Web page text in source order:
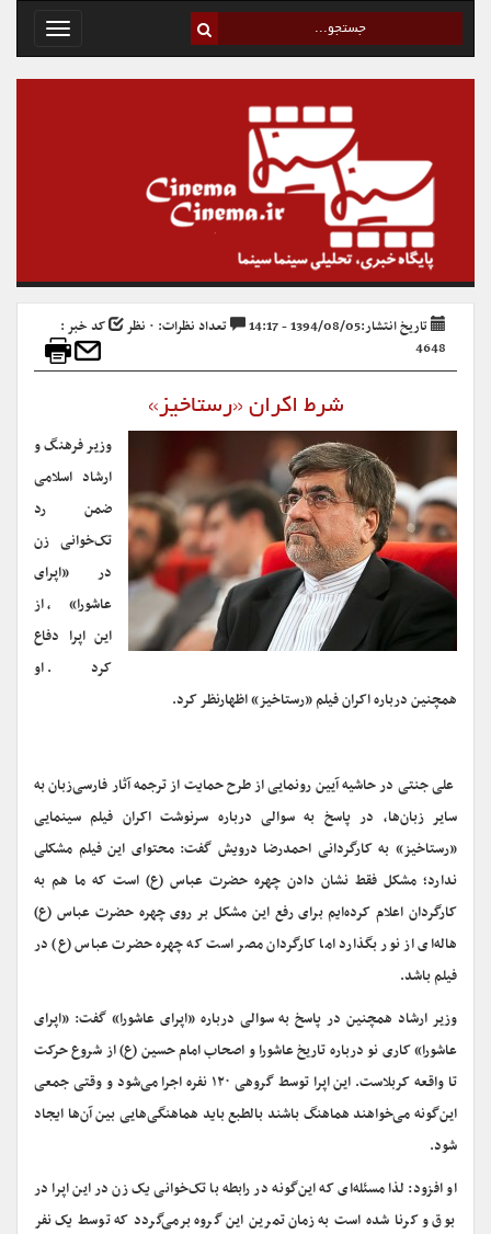
Toggle
تاریخ انتشار:1394/08/05 - 14:17 تعداد نظرات: ۰ نظر
کد خبر :
4648
شرط اکران «رستاخیز»
وزیر فرهنگ و
ارشاد اسلامی
ضمن رد
تک‌خوانی زن
در «اپرای
عاشورا»، از
این اپرا دفاع
کرد. او
همچنین درباره اکران فیلم «رستاخیز» اظهارنظر کرد.
علی جنتی در حاشیه آیین رونمایی از طرح حمایت از ترجمه آثار فارسی‌زبان به
سایر زبان‌ها، در پاسخ به سوالی درباره سرنوشت اکران فیلم سینمایی
«رستاخیز» به کارگردانی احمدرضا درویش گفت:‌ محتوای این فیلم مشکلی
ندارد؛ مشکل فقط نشان دادن چهره حضرت عباس (ع) است که ما هم به
کارگردان اعلام کرده‌ایم برای رفع این مشکل بر روی چهره حضرت عباس (ع)
هاله‌ای از نور بگذارد اما کارگردان مصر است که چهره حضرت عباس (ع) در
فیلم باشد.
وزیر ارشاد همچنین در پاسخ به سوالی درباره «اپرای عاشورا» گفت: «اپرای
عاشورا» کاری نو درباره تاریخ عاشورا و اصحاب امام حسین (ع) از شروع حرکت
تا واقعه کربلاست. این اپرا توسط گروهی ۱۲۰ نفره اجرا می‌شود و وقتی جمعی
این‌گونه می‌خواهند هماهنگ باشند بالطبع باید هماهنگی‌هایی بین آن‌ها ایجاد
شود.
او افزود: لذا مسئله‌ای که این‌گونه در رابطه با تک‌خوانی یک زن در این اپرا در
بوق و کرنا شده است به زمان تمرین این گروه برمی‌گردد که توسط یک نفر